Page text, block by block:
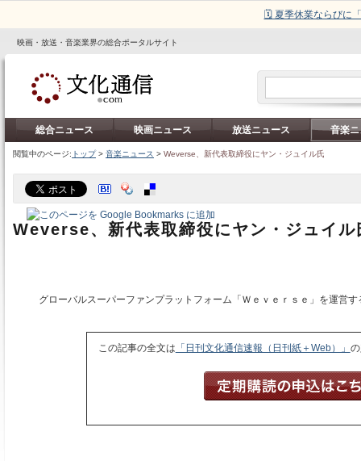
🗓️ 夏季休業ならびに
映画・放送・音楽業界の総合ポータルサイト
総合ニュース 映画ニュース 放送ニュース 音楽
閲覧中のページ: トップ> 音楽ニュース > Weverse、新代表取締役にヤン・ジュイル氏
Weverse、新代表取締役にヤン・ジュイル
グローバルスーパーファンプラットフォーム「Ｗｅｖｅｒｓｅ」を運営
この記事の全文は 「日刊文化通信速報（日刊紙＋Web）」